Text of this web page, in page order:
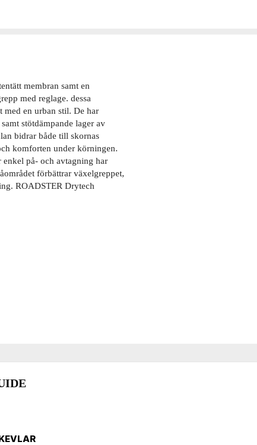
membran samt en
med reglage. dessa
med en urban stil. De har
stötdämpande lager av
bidrar både till skornas
komforten under körningen.
på- och avtagning har
förbättrar växelgreppet,
ROADSTER Drytech